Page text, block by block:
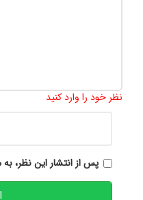
نظر خود را وارد کنید
پس از انتشار این نظر،